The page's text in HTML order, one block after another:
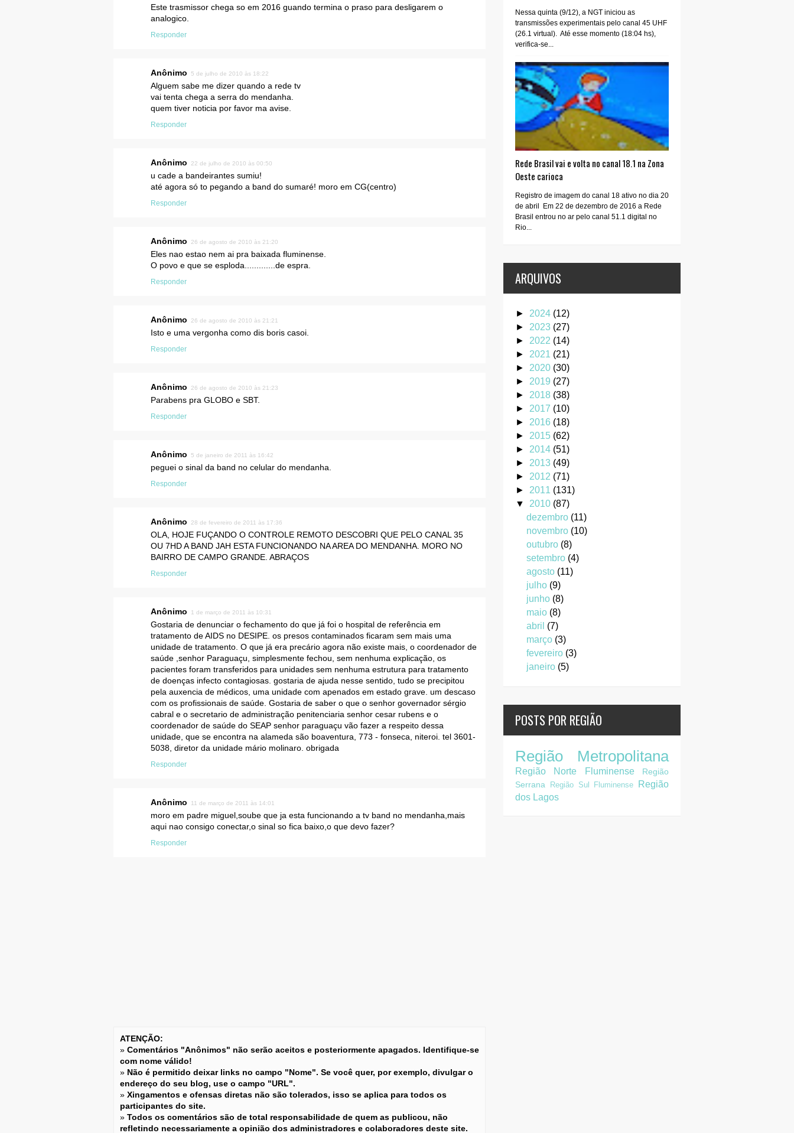
Este trasmissor chega so em 2016 guando termina o praso para desligarem o
analogico.
Responder
Anônimo 5 de julho de 2010 às 18:22
Alguem sabe me dizer quando a rede tv
vai tenta chega a serra do mendanha.
quem tiver noticia por favor ma avise.
Responder
Anônimo 22 de julho de 2010 às 00:50
u cade a bandeirantes sumiu!
até agora só to pegando a band do sumaré! moro em CG(centro)
Responder
Anônimo 26 de agosto de 2010 às 21:20
Eles nao estao nem ai pra baixada fluminense.
O povo e que se esploda.............de espra.
Responder
Anônimo 26 de agosto de 2010 às 21:21
Isto e uma vergonha como dis boris casoi.
Responder
Anônimo 26 de agosto de 2010 às 21:23
Parabens pra GLOBO e SBT.
Responder
Anônimo 5 de janeiro de 2011 às 16:42
peguei o sinal da band no celular do mendanha.
Responder
Anônimo 28 de fevereiro de 2011 às 17:36
OLA, HOJE FUÇANDO O CONTROLE REMOTO DESCOBRI QUE PELO CANAL 35
OU 7HD A BAND JAH ESTA FUNCIONANDO NA AREA DO MENDANHA. MORO NO
BAIRRO DE CAMPO GRANDE. ABRAÇOS
Responder
Anônimo 1 de março de 2011 às 10:31
Gostaria de denunciar o fechamento do que já foi o hospital de referência em
tratamento de AIDS no DESIPE. os presos contaminados ficaram sem mais uma
unidade de tratamento. O que já era precário agora não existe mais, o coordenador de
saúde ,senhor Paraguaçu, simplesmente fechou, sem nenhuma explicação, os
pacientes foram transferidos para unidades sem nenhuma estrutura para tratamento
de doenças infecto contagiosas. gostaria de ajuda nesse sentido, tudo se precipitou
pela auxencia de médicos, uma unidade com apenados em estado grave. um descaso
com os profissionais de saúde. Gostaria de saber o que o senhor governador sérgio
cabral e o secretario de administração penitenciaria senhor cesar rubens e o
coordenador de saúde do SEAP senhor paraguaçu vão fazer a respeito dessa
unidade, que se encontra na alameda são boaventura, 773 - fonseca, niteroi. tel 3601-
5038, diretor da unidade mário molinaro. obrigada
Responder
Anônimo 11 de março de 2011 às 14:01
moro em padre miguel,soube que ja esta funcionando a tv band no mendanha,mais
aqui nao consigo conectar,o sinal so fica baixo,o que devo fazer?
Responder
ATENÇÃO:
» Comentários "Anônimos" não serão aceitos e posteriormente apagados. Identifique-se
com nome válido!
» Não é permitido deixar links no campo "Nome". Se você quer, por exemplo, divulgar o
endereço do seu blog, use o campo "URL".
» Xingamentos e ofensas diretas não são tolerados, isso se aplica para todos os
participantes do site.
» Todos os comentários são de total responsabilidade de quem as publicou, não
refletindo necessariamente a opinião dos administradores e colaboradores deste site.
Nessa quinta (9/12), a NGT iniciou as
transmissões experimentais pelo canal 45 UHF
(26.1 virtual). Até esse momento (18:04 hs),
verifica-se...
Rede Brasil vai e volta no canal 18.1 na Zona
Oeste carioca
Registro de imagem do canal 18 ativo no dia 20
de abril Em 22 de dezembro de 2016 a Rede
Brasil entrou no ar pelo canal 51.1 digital no
Rio...
ARQUIVOS
► 2024 (12)
► 2023 (27)
► 2022 (14)
► 2021 (21)
► 2020 (30)
► 2019 (27)
► 2018 (38)
► 2017 (10)
► 2016 (18)
► 2015 (62)
► 2014 (51)
► 2013 (49)
► 2012 (71)
► 2011 (131)
▼ 2010 (87)
dezembro (11)
novembro (10)
outubro (8)
setembro (4)
agosto (11)
julho (9)
junho (8)
maio (8)
abril (7)
março (3)
fevereiro (3)
janeiro (5)
POSTS POR REGIÃO
Região Metropolitana
Região Norte Fluminense
Região
Serrana
Região Sul Fluminense
Região
dos Lagos